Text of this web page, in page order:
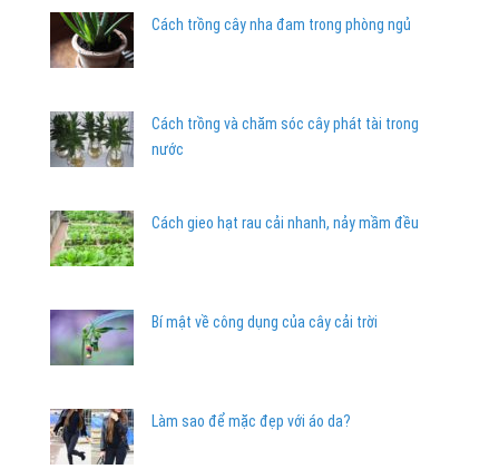
Cách trồng cây nha đam trong phòng ngủ
Cách trồng và chăm sóc cây phát tài trong
nước
Cách gieo hạt rau cải nhanh, nảy mầm đều
Bí mật về công dụng của cây cải trời
Làm sao để mặc đẹp với áo da?